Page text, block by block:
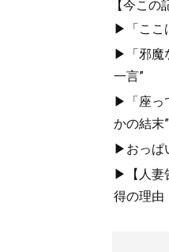
【今この
▶「ここ
▶「邪魔
一言”
▶「座っ
かの結末”
▶おっぱ
▶【人妻
得の理由